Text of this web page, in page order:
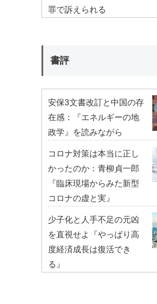
罪で訴えられる
書評
安保3文書改訂と中国の存
在感：『エネルギーの地
政学』を読みながら
コロナ対策は本当に正し
かったのか：青柳貞一郎
『臨床現場からみた新型
コロナの虚と実』
少子化と人手不足の元凶
を直視せよ『やっぱり高
度経済成長は復活でき
る』